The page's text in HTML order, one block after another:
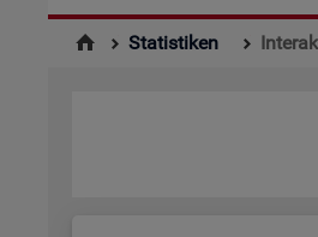
Statistiken